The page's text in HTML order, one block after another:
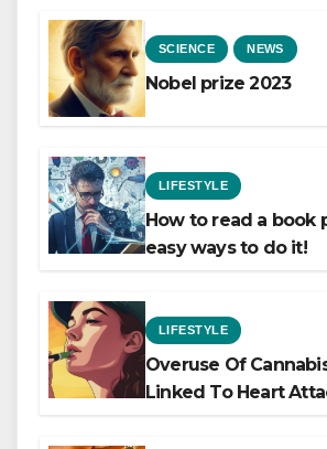
SCIENCE NEWS
Nobel prize 2023
LIFESTYLE
How to read a book
easy ways to do it!
LIFESTYLE
Overuse Of
Linked To Heart